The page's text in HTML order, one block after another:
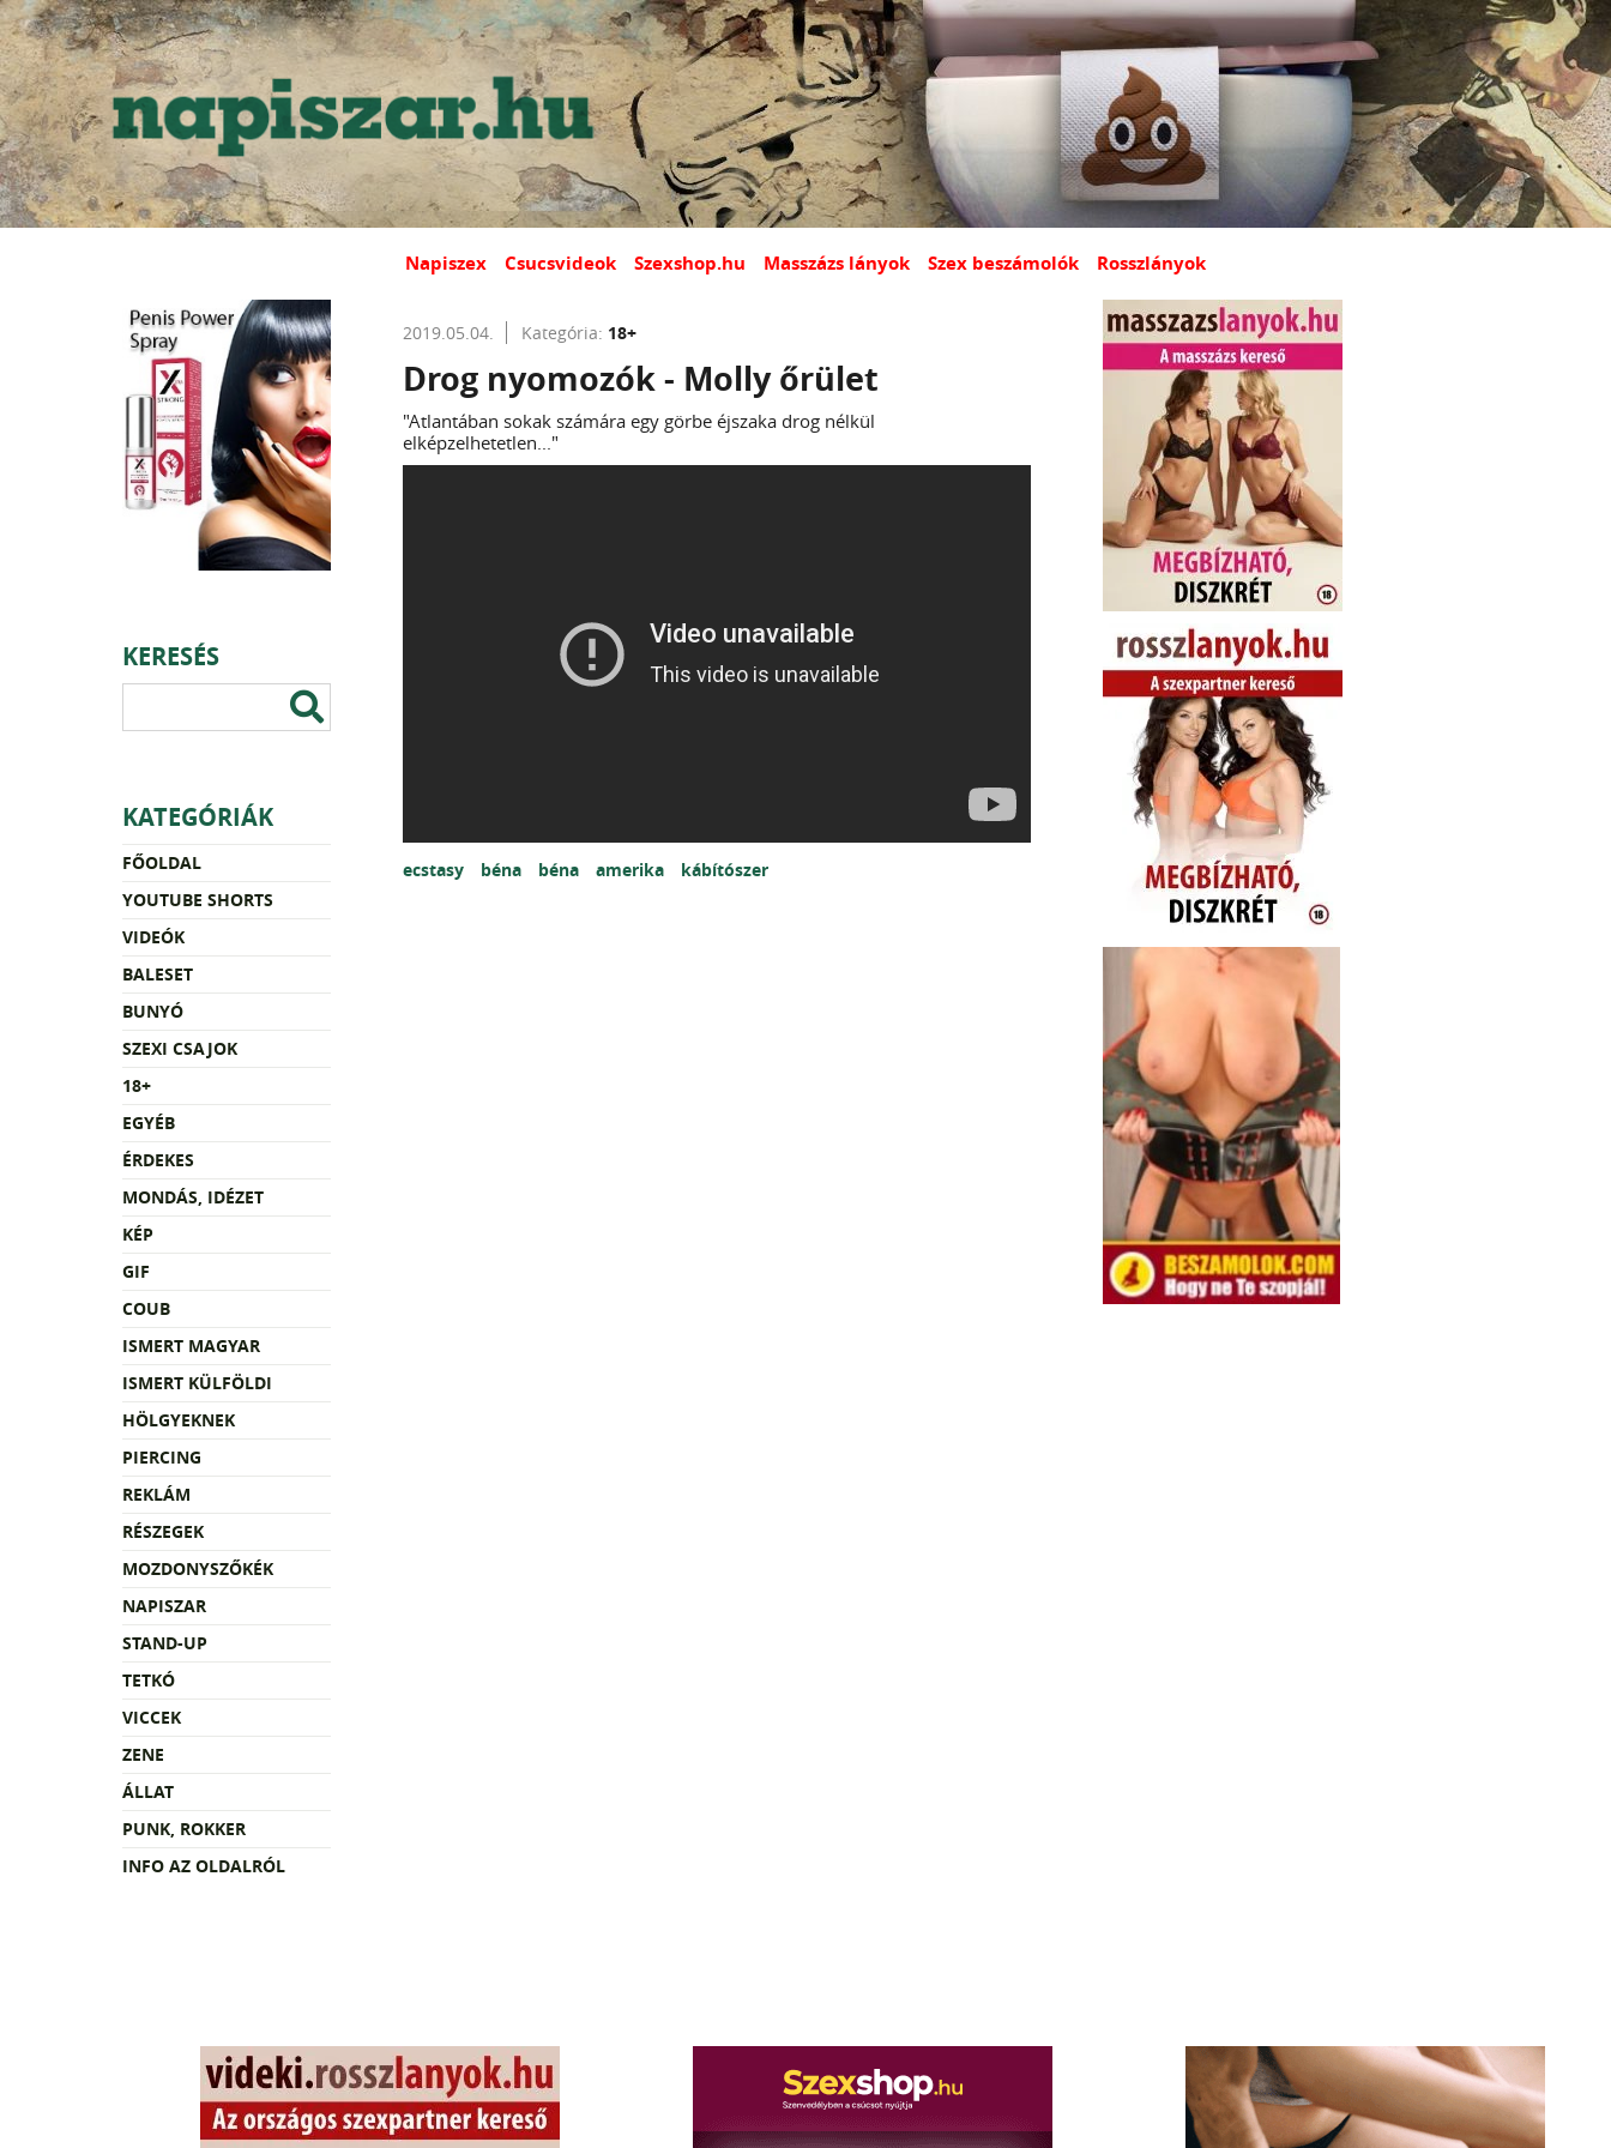
Napiszex Csucsvideok Szexshop.hu Masszázs lányok Szex beszámolók Rosszlányok
KERESÉS
KATEGÓRIÁK
FŐOLDAL
YOUTUBE SHORTS
VIDEÓK
BALESET
BUNYÓ
SZEXI CSAJOK
18+
EGYÉB
ÉRDEKES
MONDÁS, IDÉZET
KÉP
GIF
COUB
ISMERT MAGYAR
ISMERT KÜLFÖLDI
HÖLGYEKNEK
PIERCING
REKLÁM
RÉSZEGEK
MOZDONYSZŐKÉK
NAPISZAR
STAND-UP
TETKÓ
VICCEK
ZENE
ÁLLAT
PUNK, ROKKER
INFO AZ OLDALRÓL
2019.05.04. Kategória: 18+
Drog nyomozók - Molly őrület
"Atlantában sokak számára egy görbe éjszaka drog nélkül
elképzelhetetlen..."
ecstasy béna béna amerika kábítószer